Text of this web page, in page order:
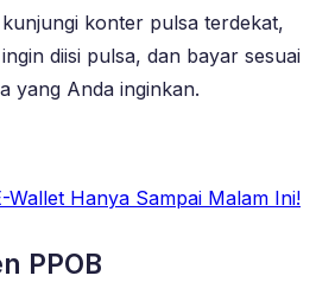
konter pulsa terdekat,
diisi pulsa, dan bayar sesuai
yang Anda inginkan.
Wallet Hanya Sampai Malam Ini!
PPOB